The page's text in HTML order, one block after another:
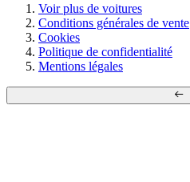
Voir plus de voitures
Conditions générales de vente
Cookies
Politique de confidentialité
Mentions légales